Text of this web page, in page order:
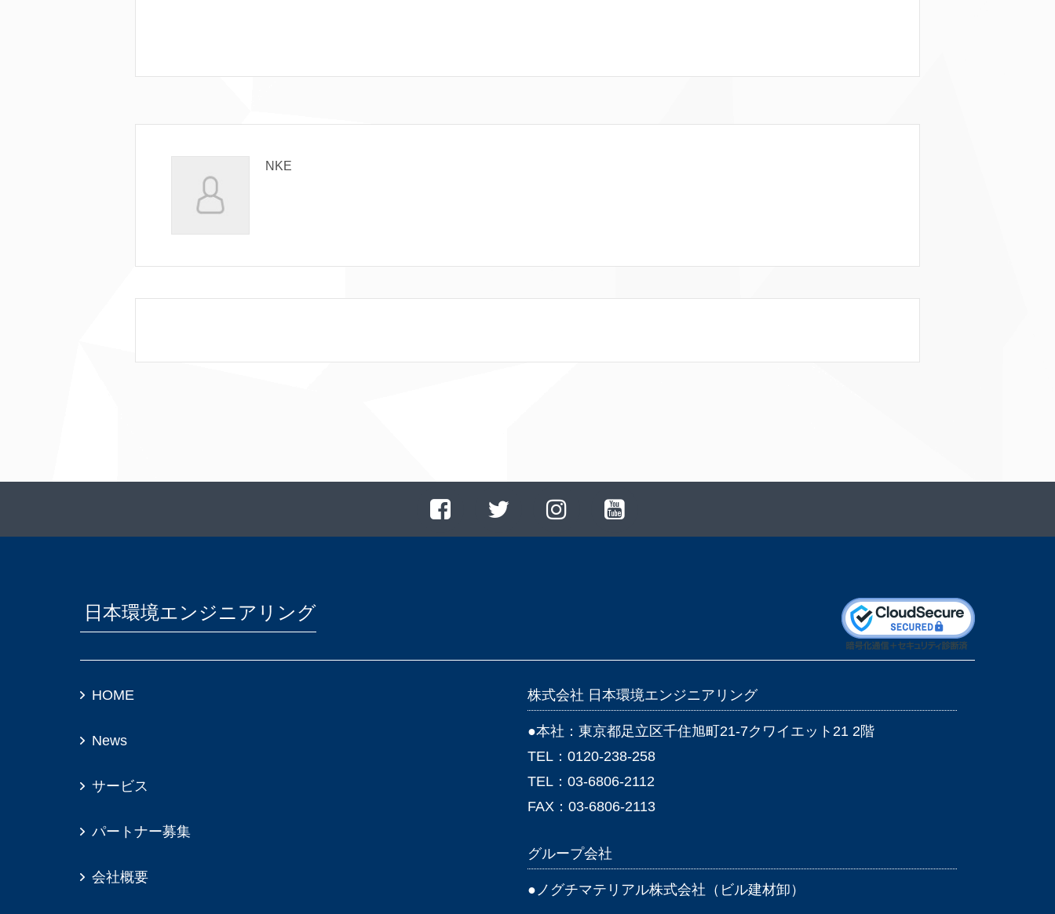
NKE
日本環境エンジニアリング
HOME
News
サービス
パートナー募集
会社概要
株式会社 日本環境エンジニアリング
●本社：東京都足立区千住旭町21-7クワイエット21 2階
TEL：0120-238-258
TEL：03-6806-2112
FAX：03-6806-2113
グループ会社
● ノグチマテリアル株式会社（ビル建材卸）